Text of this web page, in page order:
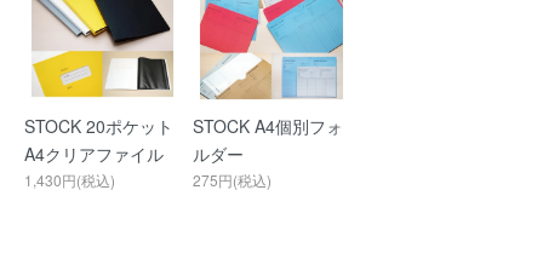
STOCK 20ポケット
A4クリアファイル
1,430円(税込)
STOCK A4個別フォ
ルダー
275円(税込)